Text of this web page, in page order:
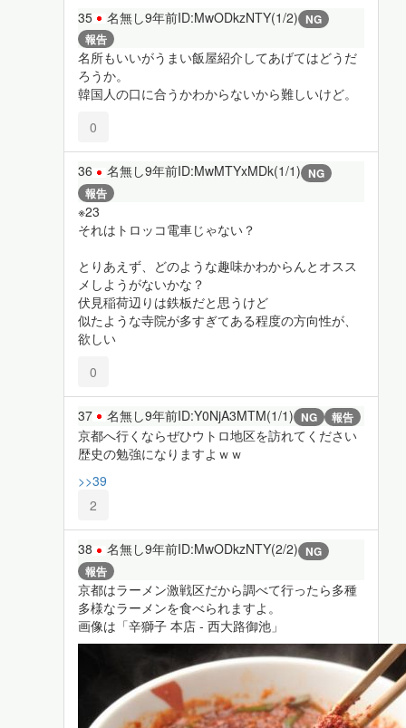
35 名無し9年前ID:MwODkzNTY(1/2) NG
報告
名所もいいがうまい飯屋紹介してあげてはどうだ
ろうか。
韓国人の口に合うかわからないから難しいけど。
0
36 名無し9年前ID:MwMTYxMDk(1/1) NG
報告
※23
それはトロッコ電車じゃない？
とりあえず、どのような趣味かわからんとオスス
メしようがないかな？
伏見稲荷辺りは鉄板だと思うけど
似たような寺院が多すぎてある程度の方向性が、
欲しい
0
37 名無し9年前ID:Y0NjA3MTM(1/1) NG 報告
京都へ行くならぜひウトロ地区を訪れてください
歴史の勉強になりますよｗｗ
>>39
2
38 名無し9年前ID:MwODkzNTY(2/2) NG
報告
京都はラーメン激戦区だから調べて行ったら多種
多様なラーメンを食べられますよ。
画像は「辛獅子 本店 - 西大路御池」